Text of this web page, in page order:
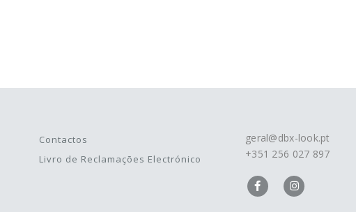
Contactos
Livro de Reclamações Electrónico
geral@dbx-look.pt
+351 256 027 897